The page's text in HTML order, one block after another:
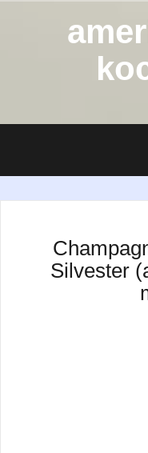
Silvester